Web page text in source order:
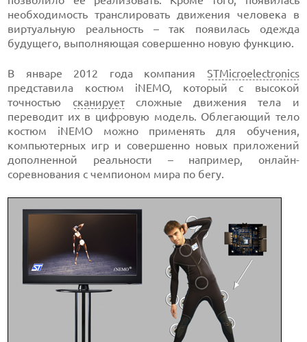
необходимость транслировать движения человека в
виртуальную реальность – так появилась одежда
будущего, выполняющая совершенно новую функцию.
В январе 2012 года компания STMicroelectronics
представила костюм iNEMO, который с высокой
точностью сканируетсложные движения тела и
переводит их в цифровую модель. Облегающий тело
костюм iNEMO можно применять для обучения,
компьютерных игр и совершенно новых приложений
дополненной реальности – например, онлайн-
соревнования с чемпионом мира по бегу.